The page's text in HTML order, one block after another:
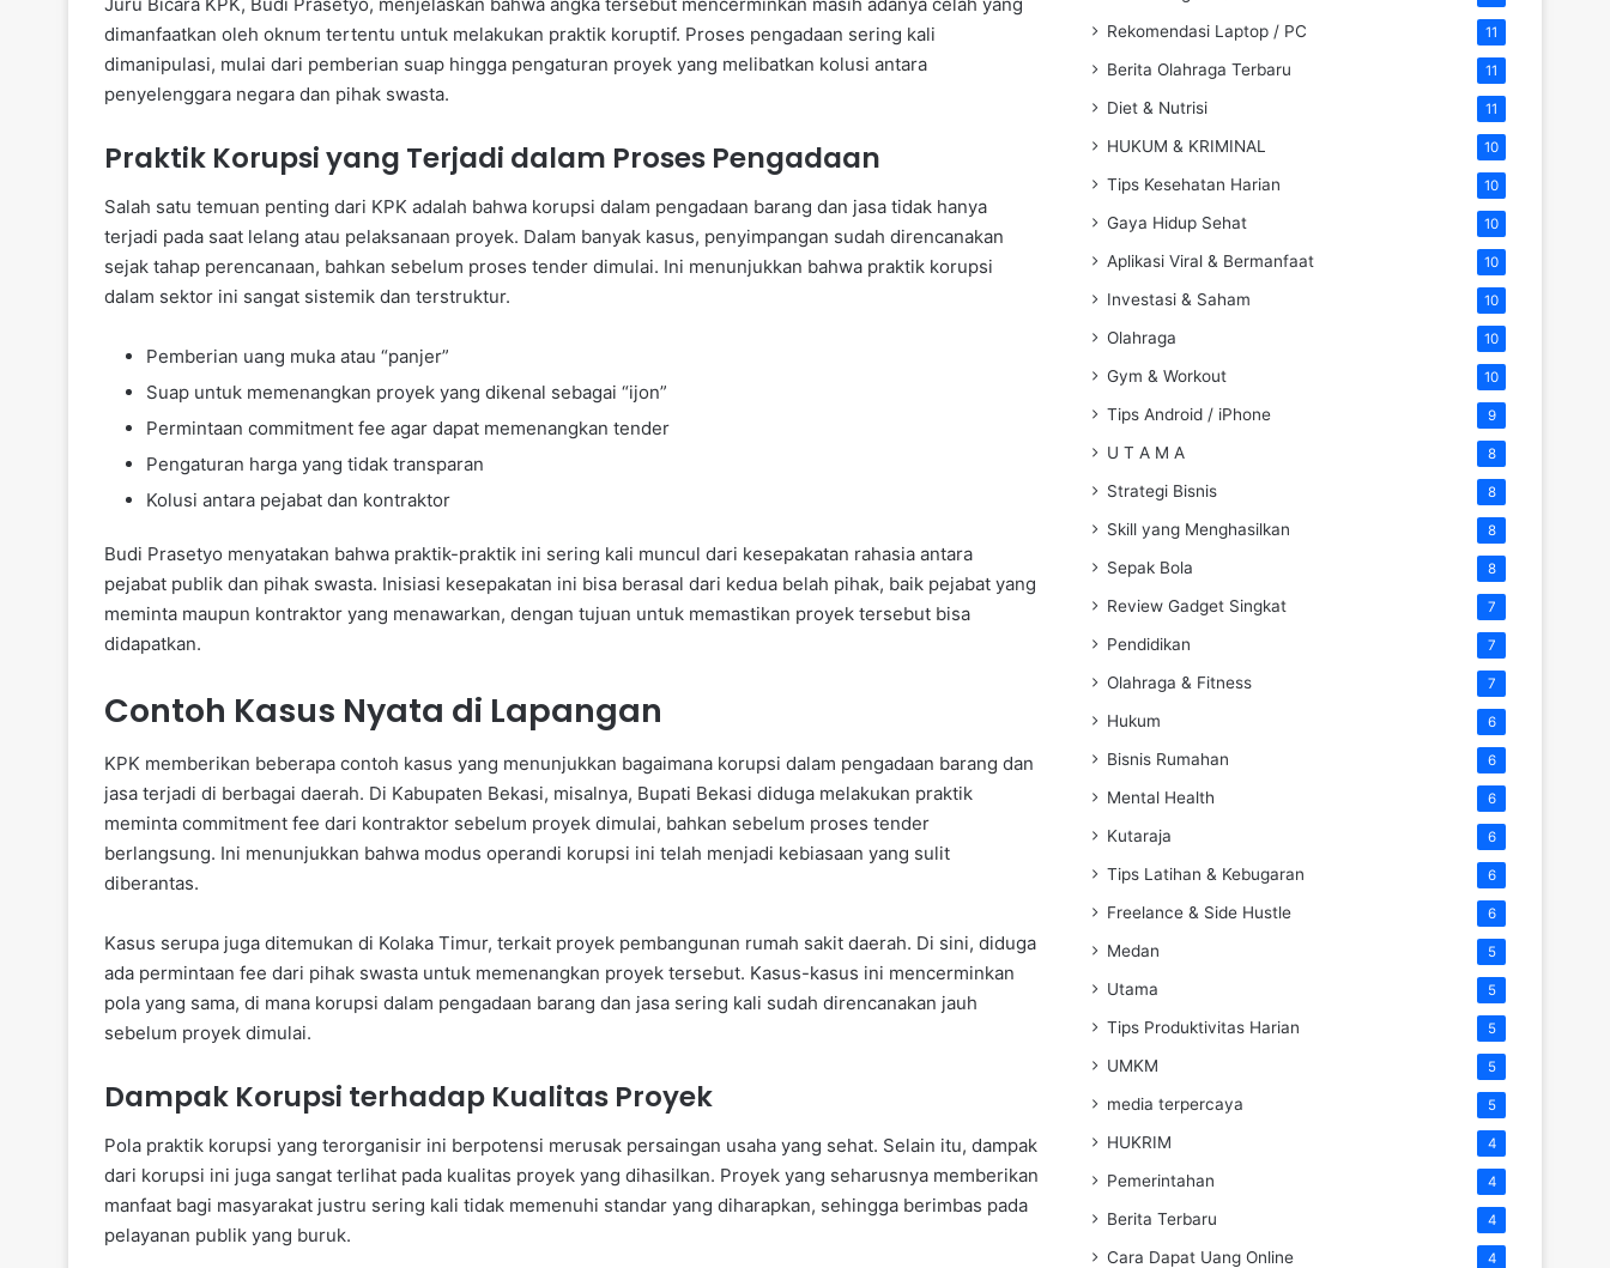
dimanfaatkan oleh oknum tertentu untuk melakukan praktik koruptif. Proses pengadaan sering kali
dimanipulasi, mulai dari pemberian suap hingga pengaturan proyek yang melibatkan kolusi antara
penyelenggara negara dan pihak swasta.
Praktik Korupsi yang Terjadi dalam Proses Pengadaan
Salah satu temuan penting dari KPK adalah bahwa korupsi dalam pengadaan barang dan jasa tidak hanya
terjadi pada saat lelang atau pelaksanaan proyek. Dalam banyak kasus, penyimpangan sudah direncanakan
sejak tahap perencanaan, bahkan sebelum proses tender dimulai. Ini menunjukkan bahwa praktik korupsi
dalam sektor ini sangat sistemik dan terstruktur.
Pemberian uang muka atau “panjer”
Suap untuk memenangkan proyek yang dikenal sebagai “ijon”
Permintaan commitment fee agar dapat memenangkan tender
Pengaturan harga yang tidak transparan
Kolusi antara pejabat dan kontraktor
Budi Prasetyo menyatakan bahwa praktik-praktik ini sering kali muncul dari kesepakatan rahasia antara
pejabat publik dan pihak swasta. Inisiasi kesepakatan ini bisa berasal dari kedua belah pihak, baik pejabat yang
meminta maupun kontraktor yang menawarkan, dengan tujuan untuk memastikan proyek tersebut bisa
didapatkan.
Contoh Kasus Nyata di Lapangan
KPK memberikan beberapa contoh kasus yang menunjukkan bagaimana korupsi dalam pengadaan barang dan
jasa terjadi di berbagai daerah. Di Kabupaten Bekasi, misalnya, Bupati Bekasi diduga melakukan praktik
meminta commitment fee dari kontraktor sebelum proyek dimulai, bahkan sebelum proses tender
berlangsung. Ini menunjukkan bahwa modus operandi korupsi ini telah menjadi kebiasaan yang sulit
diberantas.
Kasus serupa juga ditemukan di Kolaka Timur, terkait proyek pembangunan rumah sakit daerah. Di sini, diduga
ada permintaan fee dari pihak swasta untuk memenangkan proyek tersebut. Kasus-kasus ini mencerminkan
pola yang sama, di mana korupsi dalam pengadaan barang dan jasa sering kali sudah direncanakan jauh
sebelum proyek dimulai.
Dampak Korupsi terhadap Kualitas Proyek
Pola praktik korupsi yang terorganisir ini berpotensi merusak persaingan usaha yang sehat. Selain itu, dampak
dari korupsi ini juga sangat terlihat pada kualitas proyek yang dihasilkan. Proyek yang seharusnya memberikan
manfaat bagi masyarakat justru sering kali tidak memenuhi standar yang diharapkan, sehingga berimbas pada
pelayanan publik yang buruk.
Rekomendasi Laptop / PC 11
Berita Olahraga Terbaru 11
Diet & Nutrisi 11
HUKUM & KRIMINAL 10
Tips Kesehatan Harian 10
Gaya Hidup Sehat 10
Aplikasi Viral & Bermanfaat 10
Investasi & Saham 10
Olahraga 10
Gym & Workout 10
Tips Android / iPhone 9
U T A M A 8
Strategi Bisnis 8
Skill yang Menghasilkan 8
Sepak Bola 8
Review Gadget Singkat 7
Pendidikan 7
Olahraga & Fitness 7
Hukum 6
Bisnis Rumahan 6
Mental Health 6
Kutaraja 6
Tips Latihan & Kebugaran 6
Freelance & Side Hustle 6
Medan 5
Utama 5
Tips Produktivitas Harian 5
UMKM 5
media terpercaya 5
HUKRIM 4
Pemerintahan 4
Berita Terbaru 4
Cara Dapat Uang Online 4